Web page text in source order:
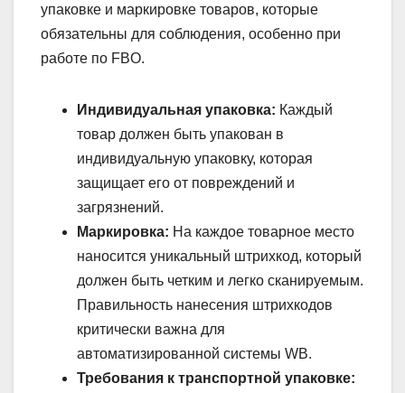
упаковке и маркировке товаров, которые
обязательны для соблюдения, особенно при
работе по FBO.
Индивидуальная упаковка: Каждый
товар должен быть упакован в
индивидуальную упаковку, которая
защищает его от повреждений и
загрязнений.
Маркировка: На каждое товарное место
наносится уникальный штрихкод, который
должен быть четким и легко сканируемым.
Правильность нанесения штрихкодов
критически важна для
автоматизированной системы WB.
Требования к транспортной упаковке: